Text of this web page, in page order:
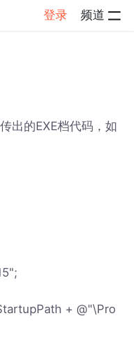
登录 频道
出的EXE档代码，如
+ @"\Pro